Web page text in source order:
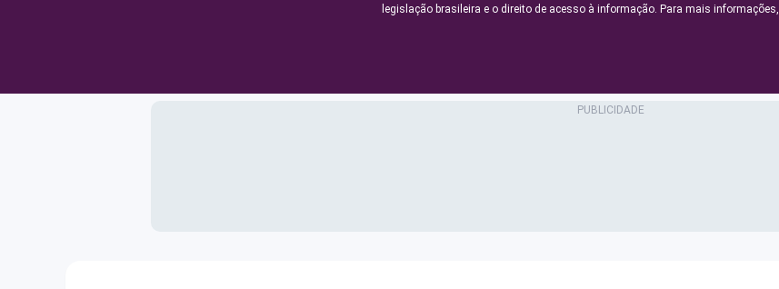
legislação brasileira e o direito de acesso à informação. Para mais informações,